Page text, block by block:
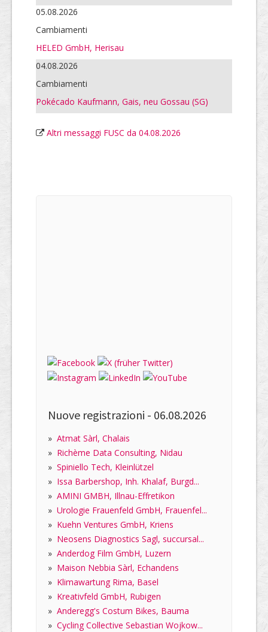
05.08.2026
Cambiamenti
HELED GmbH, Herisau
04.08.2026
Cambiamenti
Pokécado Kaufmann, Gais, neu Gossau (SG)
Altri messaggi FUSC da 04.08.2026
Nuove registrazioni - 06.08.2026
» Atmat Sàrl, Chalais
» Richème Data Consulting, Nidau
» Spiniello Tech, Kleinlützel
» Issa Barbershop, Inh. Khalaf, Burgd...
» AMINI GMBH, Illnau-Effretikon
» Urologie Frauenfeld GmbH, Frauenfel...
» Kuehn Ventures GmbH, Kriens
» Neosens Diagnostics Sagl, succursal...
» Anderdog Film GmbH, Luzern
» Maison Nebbia Sàrl, Echandens
» Klimawartung Rima, Basel
» Kreativfeld GmbH, Rubigen
» Anderegg's Costum Bikes, Bauma
» Cycling Collective Sebastian Wojkow...